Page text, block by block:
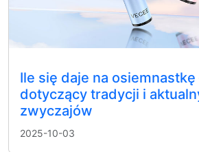
Ile się daje na
dotyczący tradycji i
zwyczajów
2025-10-03